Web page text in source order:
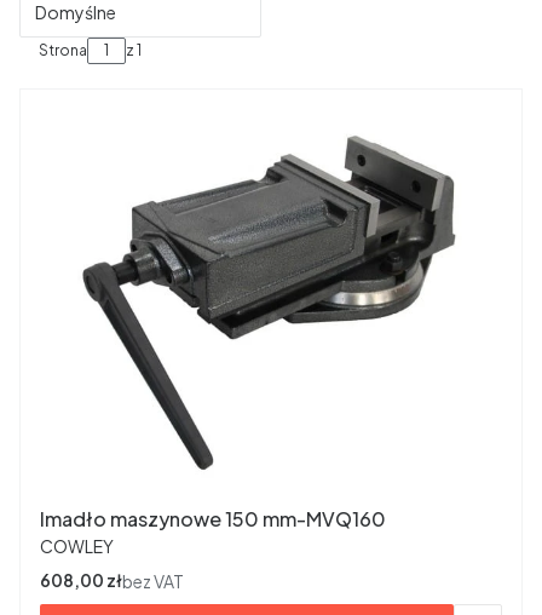
Domyślne
Strona z 1
Imadło maszynowe 150 mm-MVQ160
PRODUCENT
COWLEY
Cena
608,00 złbez VAT